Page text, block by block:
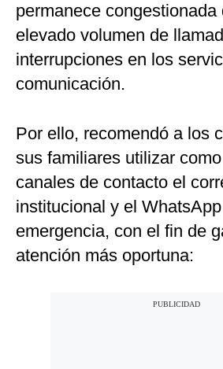
permanece congestionada
elevado volumen de
interrupciones en los
comunicación.
Por ello, recomendó a los
sus familiares utilizar
canales de contacto el
institucional y el
emergencia, con el fin de
atención más oportuna: